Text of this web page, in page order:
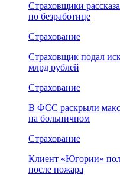
Страховщики
по безработице
Страхование
Страховщик подал
млрд рублей
Страхование
В ФСС раскрыли
на больничном
Страхование
Клиент «Югории»
после пожара